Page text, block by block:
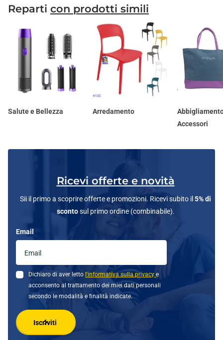
Reparti con prodotti simili
Salute e Bellezza Arredamento
Accessori
Ricevi offerte e novità
Sii il primo a scoprire offerte e promozioni. Ricevi subito il 5% di
scontosul primo ordine (combinabile).
Email
Dichiaro di aver letto l'informativa sulla privacye
acconsento al trattamento dei miei dati personali
secondo le modalità e finalità indicate.
Iscriviti